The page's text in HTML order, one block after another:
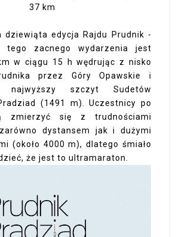
37 km
dziewiąta edycja Rajdu Prudnik -
tego zacnego wydarzenia jest
w ciągu 15 h wędrując z nisko
przez Góry Opawskie i
szczyt Sudetów
(1491 m). Uczestnicy po
zmierzyć się z trudnościami
dystansem jak i dużymi
(około 4000 m), dlatego śmiało
że jest to ultramaraton.